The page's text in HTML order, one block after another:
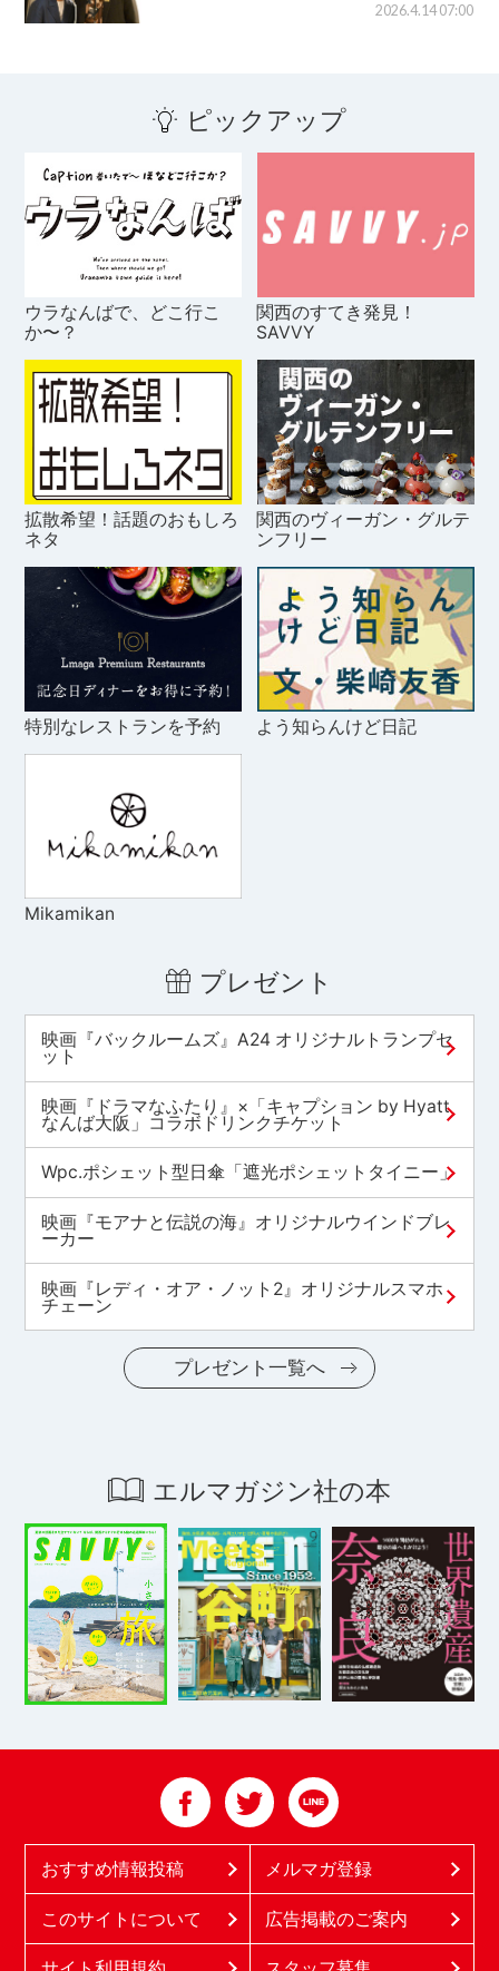
2026.4.14 07:00
ピックアップ
ウラなんばで、どこ行こ
か〜？
関西のすてき発見！
SAVVY
拡散希望！話題のおもしろ
ネタ
関西のヴィーガン・グルテ
ンフリー
特別なレストランを予約 よう知らんけど日記
Mikamikan
プレゼント
映画『バックルームズ』A24 オリジナルトランプセ
ット
映画『ドラマなふたり』×「キャプション by Hyatt
なんば大阪」コラボドリンクチケット
Wpc.ポシェット型日傘「遮光ポシェットタイニー」
映画『モアナと伝説の海』オリジナルウインドブレ
ーカー
映画『レディ・オア・ノット2』オリジナルスマホ
チェーン
プレゼント一覧へ
エルマガジン社の本
おすすめ情報投稿 メルマガ登録
このサイトについて 広告掲載のご案内